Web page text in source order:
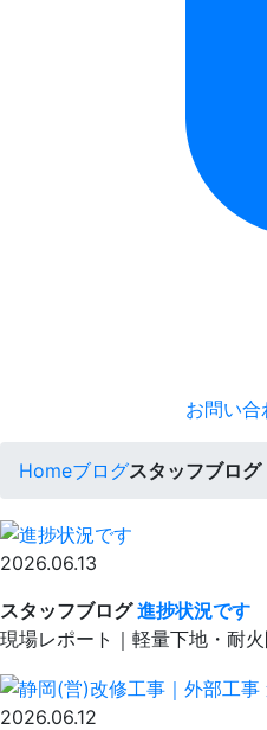
お問い合
Homeブログスタッフブログ
2026.06.13
スタッフブログ 進捗状況です
現場レポート｜軽量下地・耐
2026.06.12